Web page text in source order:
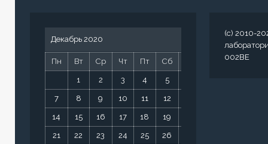
Декабрь 2020
Пн Вт Ср Чт Пт Сб
1 2 3 4 5
7 8 9 10 11 12
14 15 16 17 18 19
21 22 23 24 25 26
(c) 2010-
002BE